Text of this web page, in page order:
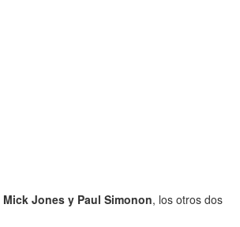
Mick Jones y Paul Simonon, los otros dos